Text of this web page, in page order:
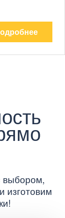
изготовим